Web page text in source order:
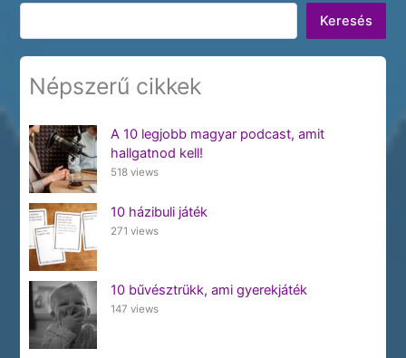
Keresés
Keresés
Népszerű cikkek
A 10 legjobb magyar podcast, amit
hallgatnod kell!
518 views
10 házibuli játék
271 views
10 bűvésztrükk, ami gyerekjáték
147 views